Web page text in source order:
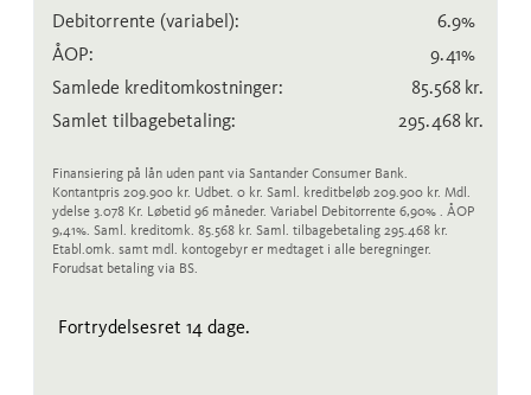
Debitorrente (variabel): 6.9%
ÅOP:
9.41%
Samlede kreditomkostninger:
85.568 kr.
Samlet tilbagebetaling:
295.468 kr.
Finansiering på lån uden pant via Santander Consumer Bank.
Kontantpris 209.900 kr. Udbet. 0 kr. Saml. kreditbeløb 209.900 kr. Mdl.
ydelse 3.078 Kr. Løbetid 96 måneder. Variabel Debitorrente 6,90% . ÅOP
9,41%. Saml. kreditomk. 85.568 kr. Saml. tilbagebetaling 295.468 kr.
Etabl.omk. samt mdl. kontogebyr er medtaget i alle beregninger.
Forudsat betaling via BS.
Fortrydelsesret 14 dage.